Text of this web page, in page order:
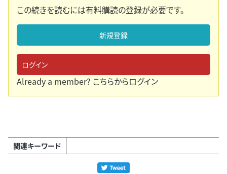
この続きを読むには有料購読の登録が必要です。
新規登録
ログイン
Already a member? こちらからログイン
関連キーワード